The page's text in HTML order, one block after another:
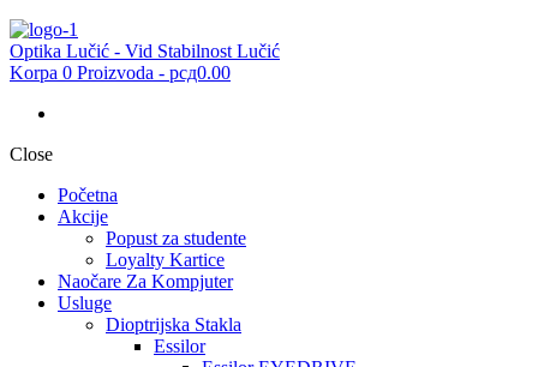
Optika Lučić - Vid Stabilnost Lučić
Korpa 0 Proizvoda - рсд0.00
Close
Početna
Akcije
Popust za studente
Loyalty Kartice
Naočare Za Kompjuter
Usluge
Dioptrijska Stakla
Essilor